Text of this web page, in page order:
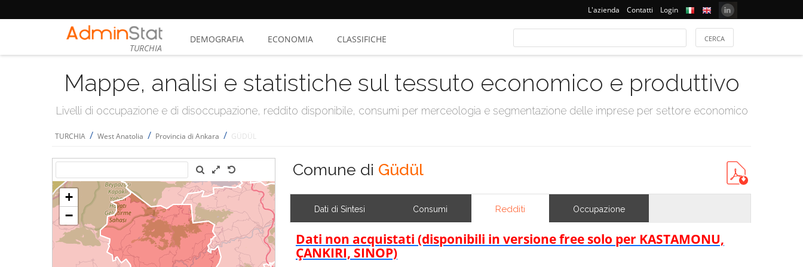
L'azienda Contatti Login
TURCHIA
DEMOGRAFIA ECONOMIA CLASSIFICHE
Mappe, analisi e statistiche sul tessuto economico e produttivo
Livelli di occupazione e di disoccupazione, reddito disponibile, consumi per merceologia e segmentazione delle imprese per settore economico
TURCHIA / West Anatolia / Provincia di Ankara / GÜDÜL
Comune di Güdül
Dati di Sintesi Consumi Redditi Occupazione
Dati non acquistati (disponibili in versione free solo per KASTAMONU,
ÇANKIRI, SINOP)